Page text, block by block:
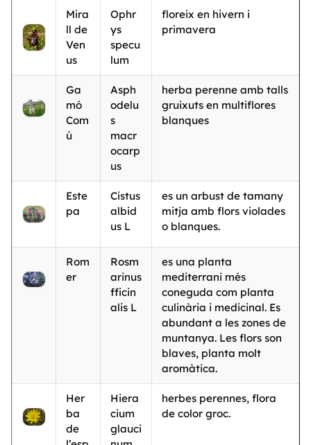
Mira
ll de
Ven
us
Ophr
ys
specu
lum
floreix en hivern i
primavera
Ga
mó
Com
ú
Asph
odelu
s
macr
ocarp
us
herba perenne amb talls
gruixuts en multiflores
blanques
Este
pa
Cistus
albid
us L
es un arbust de tamany
mitja amb flors violades
o blanques.
Rom
er
Rosm
arinus
fficin
alis L
es una planta
mediterrani més
coneguda com planta
culinària i medicinal. Es
abundant a les zones de
muntanya. Les flors son
blaves, planta molt
aromàtica.
Her
ba
de
Hiera
cium
glauci
herbes perennes, flora
de color groc.